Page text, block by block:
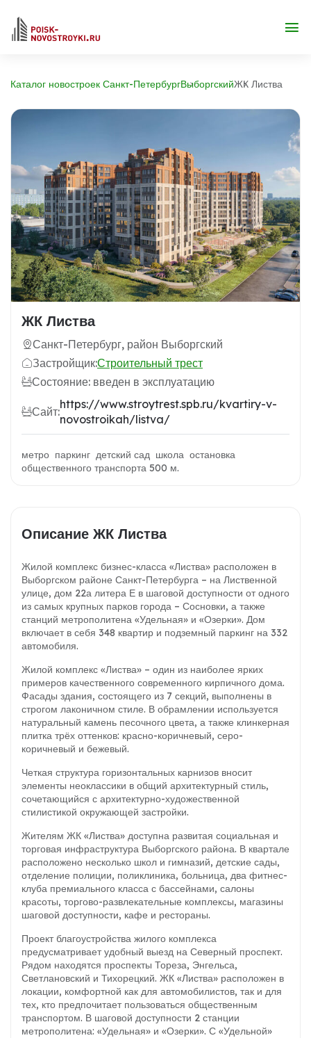
Каталог новостроек Санкт-ПетербургВыборгскийЖК Листва
ЖК Листва
Санкт-Петербург, район Выборгский
Застройщик:Строительный трест
Состояние: введен в эксплуатацию
Сайт:
https://www.stroytrest.spb.ru/kvartiry-v-
novostroikah/listva/
метро паркинг детский сад школа остановка
общественного транспорта 500 м.
Описание ЖК Листва
Жилой комплекс бизнес-класса «Листва» расположен в
Выборгском районе Санкт-Петербурга – на Лиственной
улице, дом 22а литера Е в шаговой доступности от одного
из самых крупных парков города – Сосновки, а также
станций метрополитена «Удельная» и «Озерки». Дом
включает в себя 348 квартир и подземный паркинг на 332
автомобиля.
Жилой комплекс «Листва» – один из наиболее ярких
примеров качественного современного кирпичного дома.
Фасады здания, состоящего из 7 секций, выполнены в
строгом лаконичном стиле. В обрамлении используется
натуральный камень песочного цвета, а также клинкерная
плитка трёх оттенков: красно-коричневый, серо-
коричневый и бежевый.
Четкая структура горизонтальных карнизов вносит
элементы неоклассики в общий архитектурный стиль,
сочетающийся с архитектурно-художественной
стилистикой окружающей застройки.
Жителям ЖК «Листва» доступна развитая социальная и
торговая инфраструктура Выборгского района. В квартале
расположено несколько школ и гимназий, детские сады,
отделение полиции, поликлиника, больница, два фитнес-
клуба премиального класса с бассейнами, салоны
красоты, торгово-развлекательные комплексы, магазины
шаговой доступности, кафе и рестораны.
Проект благоустройства жилого комплекса
предусматривает удобный выезд на Северный проспект.
Рядом находятся проспекты Тореза, Энгельса,
Светлановский и Тихорецкий. ЖК «Листва» расположен в
локации, комфортной как для автомобилистов, так и для
тех, кто предпочитает пользоваться общественным
транспортом. В шаговой доступности 2 станции
метрополитена: «Удельная» и «Озерки». С «Удельной»